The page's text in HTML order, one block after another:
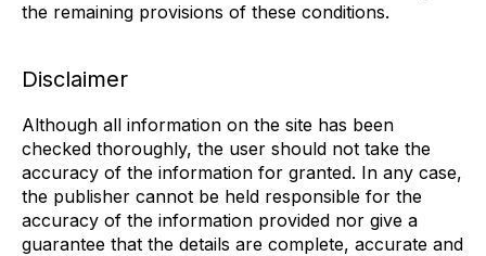
the remaining provisions of these conditions.
Disclaimer
Although all information on the site has been
checked thoroughly, the user should not take the
accuracy of the information for granted. In any case,
the publisher cannot be held responsible for the
accuracy of the information provided nor give a
guarantee that the details are complete, accurate and